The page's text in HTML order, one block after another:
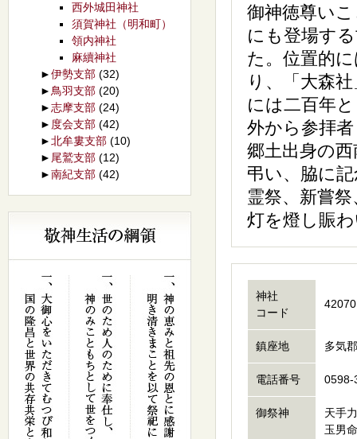
御神徳尊い
にも登場す
た。位置的
り、「大森
には二百年
外から参拝
郷土出身の
弔い、脇に
霊祭、新嘗
灯を燈し賑
神社
コード
鎮座地 多気
電話番号 0598-
御祭神
天手
玉男
西外城田神社
須賀神社（明和町）
領内神社
麻續神社
►伊勢支部 (32)
► 鳥羽支部 (20)
►志摩支部 (24)
► 度会支部 (42)
►北牟婁支部 (10)
► 尾鷲支部 (12)
►南紀支部 (42)